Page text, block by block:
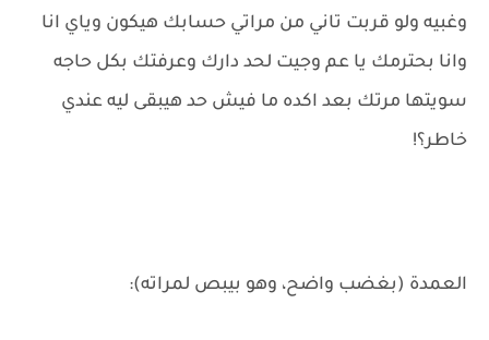
وغبيه ولو قربت تاني من مراتي حسابك هيكون وياي انا
وانا بحترمك يا عم وجيت لحد دارك وعرفتك بكل حاجه
سويتها مرتك بعد اكده ما فيش حد هيبقى ليه عندي
خاطر؟!
العمدة (بغضب واضح، وهو بيبص لمراته):